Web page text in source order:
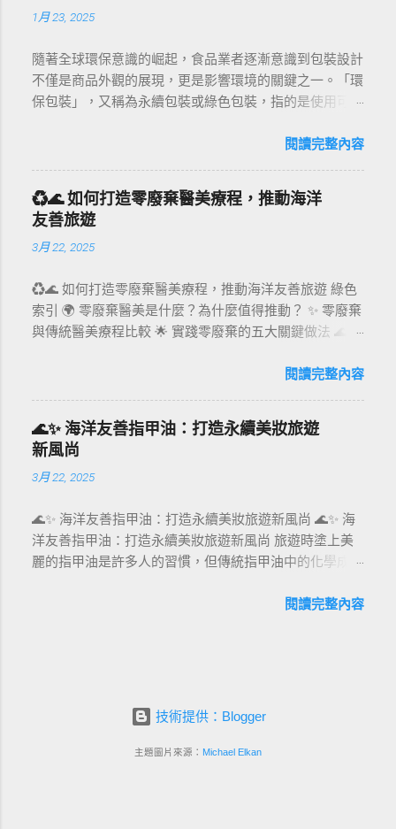
1月 23, 2025
隨著全球環保意識的崛起，食品業者逐漸意識到包裝設計
不僅是商品外觀的展現，更是影響環境的關鍵之一。「環
保包裝」，又稱為永續包裝或綠色包裝，指的是使用可再
並優先使用風能、水力和太陽能等潔淨能源。本文將透過
品業在環保永續包裝上的創新與挑戰。 環保包裝的定義
與核心價值 環保包裝不僅是「可回收」的代名詞，它還
包括以下核心價值： 材質選擇 ：優先使用生物基材料，
如竹纖維、甘蔗渣和咖啡渣等，替代塑料。 製造過程 ：
功能性，提升消費者對環保的認同感。 案例分析 ： 例如
英國品客薯片的可回收包裝，採用耐用且可回收的紙質材
料，展示了如何以創新材質挑戰傳統塑料包裝的地位。
方法規起到了重要推動作用： 歐盟法規 ：到2030年，所
有塑料包裝須達到可重複使用或可回收標準。 台灣政策
：推動減塑法規，鼓勵商家使用可堆肥或可再利用的包
裝。 美國新興州法 ：如加州要求食品和飲料業採用至少
30%的回收材料。 環保包裝設計的趨勢與創新 現代環保
包裝設計朝著多元化、智能化方向發展，以下列出幾個關
蔗纖維，已被廣泛應用於食品包裝盒的設計，能快速分解
並減少廢棄物。 案例 ： Upcyqlo 可分解煙草管 ：專門採
用可降解材料製成，能在自然環境中迅速分解，完美解決
新創團隊「配客嘉PackAge+」推出的循環包裝系統，以
僅是功能性的需求，美學與環保的結合更能吸引消費者目
為忙碌的消費者提供永續的解決方案。 環保包裝的成功
閱讀完整內容
♻️🌊 如何打造零廢棄醫美療程，推動海洋
友善旅遊
3月 22, 2025
♻️🌊 如何打造零廢棄醫美療程，推動海洋友善旅遊 綠色
索引 🌍 零廢棄醫美是什麼？為什麼值得推動？ ✨ 零廢棄
與傳統醫美療程比較 🌟 實踐零廢棄的五大關鍵做法 🌊 推
客？ 📊 市場趨勢與案例分享 ❓ FAQ 常見問題 🌍 零廢棄
供醫美療程的全流程中，致力於減少一次性用品的使用、
降低碳足跡、推動可重複使用與可回收材料，並與供應商
合作實現永續採購。這不僅僅是一種環保行動，更是企業
對永續旅遊與責任醫療的承諾。 面對全球旅遊回溫，許
者。結合海洋友善旅遊的零廢棄醫美療程，能提供消費者
安全、舒適且無愧於自然的療程體驗，同時為品牌建立綠
色競爭優勢。 ✨ 零廢棄與傳統醫美療程比較 項目 傳統醫
巾、手套、塑膠瓶 改用可重複使用或可分解材料 療程包
社會責任，吸引 ESG 族群 🌟 實踐零廢棄的五大關鍵做法
替代塑膠品。 使用環保耗材 ：選用FSC認證紙巾、生物
閱讀完整內容
🌊✨ 海洋友善指甲油：打造永續美妝旅遊
新風尚
3月 22, 2025
🌊✨ 海洋友善指甲油：打造永續美妝旅遊新風尚 🌊✨ 海
洋友善指甲油：打造永續美妝旅遊新風尚 旅遊時塗上美
麗的指甲油是許多人的習慣，但傳統指甲油中的化學成分
品，不僅讓旅遊更時尚，還能保護環境。本文將深入探討
含有塑膠微粒與有毒溶劑，對海洋造成潛在威脅。根據
善指甲油採用天然成分與可分解配方，為旅遊業帶來永續
閱讀完整內容
技術提供：Blogger
主題圖片來源： Michael Elkan